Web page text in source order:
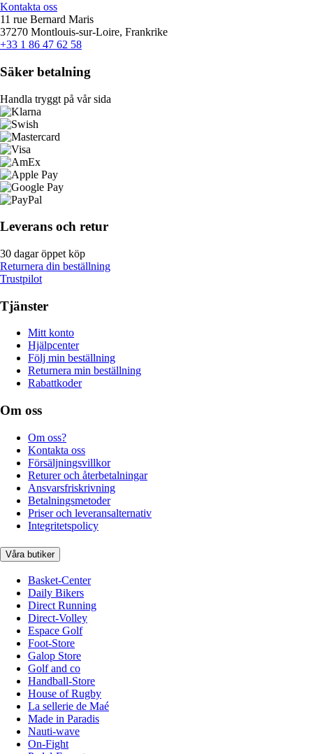
Kontakta oss
11 rue Bernard Maris
37270 Montlouis-sur-Loire, Frankrike
+33 1 86 47 62 58
Säker betalning
Handla tryggt på vår sida
Leverans och retur
30 dagar öppet köp
Returnera din beställning
Trustpilot
Tjänster
Mitt konto
Hjälpcenter
Följ min beställning
Returnera min beställning
Rabattkoder
Om oss
Om oss?
Kontakta oss
Försäljningsvillkor
Returer och återbetalningar
Ansvarsfriskrivning
Betalningsmetoder
Priser och leveransalternativ
Integritetspolicy
Våra butiker
Basket-Center
Daily Bikers
Direct Running
Direct-Volley
Espace Golf
Foot-Store
Galop Store
Golf and co
Handball-Store
House of Rugby
La sellerie de Maé
Made in Paradis
Nauti-wave
On-Fight